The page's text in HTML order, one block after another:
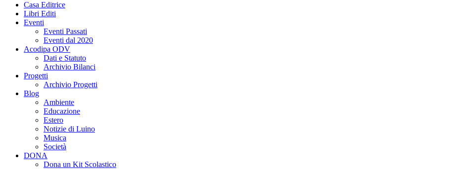
Casa Editrice
Libri Editi
Eventi
Eventi Passati
Eventi dal 2020
Acodipa ODV
Dati e Statuto
Archivio Bilanci
Progetti
Archivio Progetti
Blog
Ambiente
Educazione
Estero
Notizie di Luino
Musica
Società
DONA
Dona un Kit Scolastico